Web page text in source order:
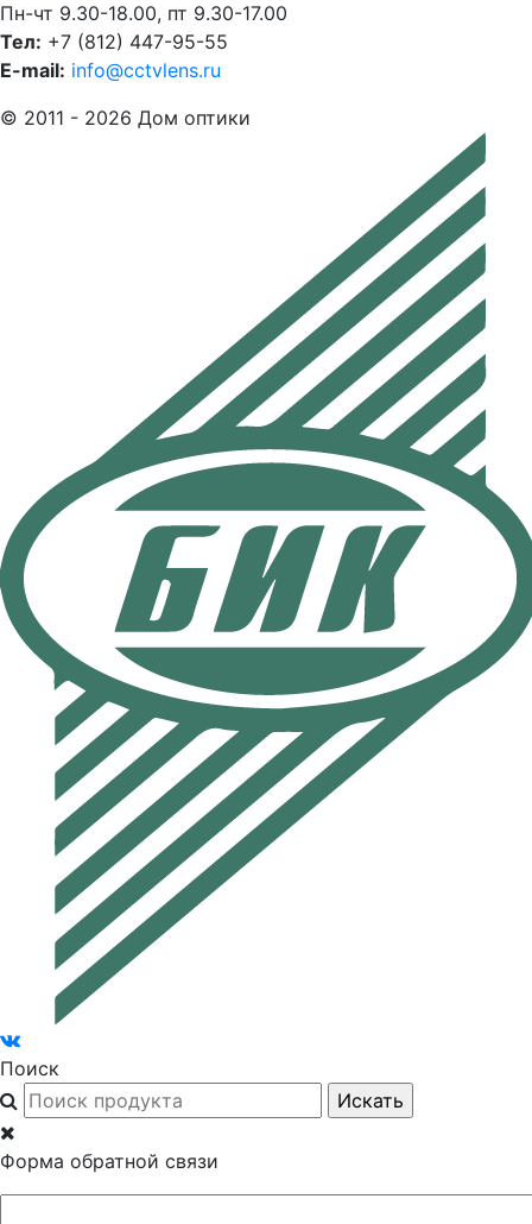
Пн-чт 9.30-18.00, пт 9.30-17.00
Тел: +7 (812) 447-95-55
E-mail: info@cctvlens.ru
© 2011 - 2026 Дом оптики
Поиск
Форма обратной связи